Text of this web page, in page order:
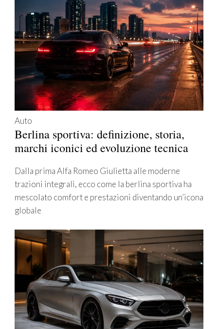
Auto
Berlina sportiva: definizione, storia,
marchi iconici ed evoluzione tecnica
Dalla prima Alfa Romeo Giulietta alle moderne
trazioni integrali, ecco come la berlina sportiva ha
mescolato comfort e prestazioni diventando un’icona
globale